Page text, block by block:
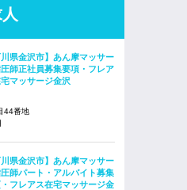
川県金沢市】あん摩マッサー
師正社員募集要項・フレア
マッサージ金沢
44番地
川県金沢市】あん摩マッサー
師パート・アルバイト募集
フレアス在宅マッサージ金